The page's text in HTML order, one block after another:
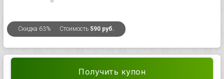
Скидка 63% Стоимость 590 руб.
Получить купон